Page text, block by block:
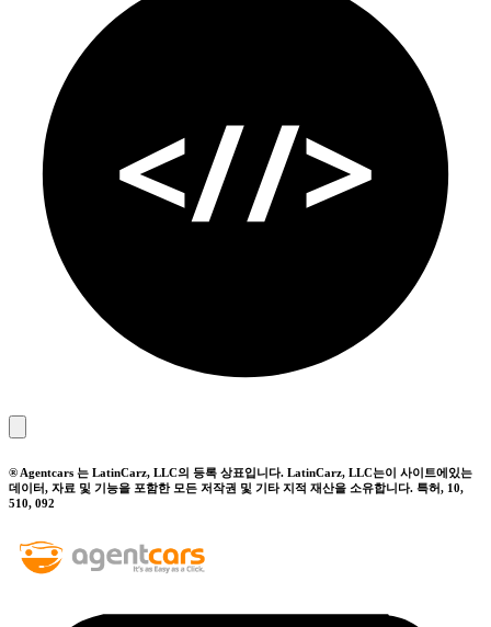
® Agentcars 는 LatinCarz, LLC의 등록 상표입니다. LatinCarz, LLC는이 사이트에있는
데이터, 자료 및 기능을 포함한 모든 저작권 및 기타 지적 재산을 소유합니다. 특허, 10,
510, 092